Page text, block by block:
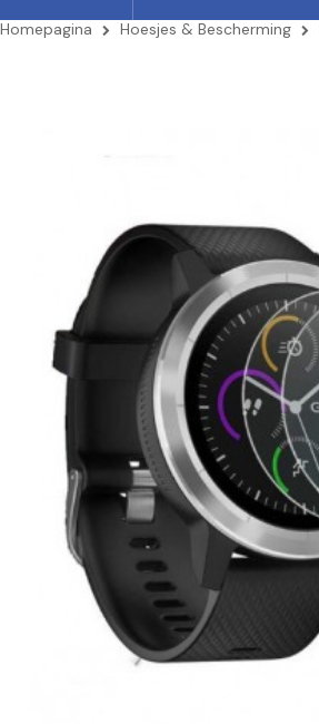
Homepagina Hoesjes & Bescherming